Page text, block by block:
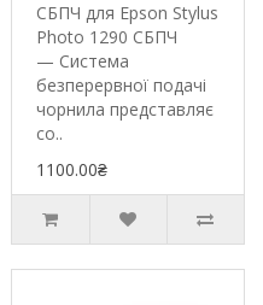
СБПЧ для Epson Stylus
Photo 1290 СБПЧ
— Система
безперервної подачі
чорнила представляє
со..
1100.00₴